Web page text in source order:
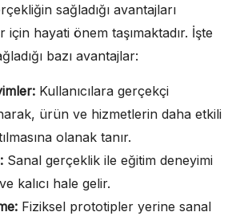
sağladığı avantajları
için hayati önem taşımaktadır. İşte
bazı avantajlar:
Kullanıcılara gerçekçi
ürün ve hizmetlerin daha etkili
olanak tanır.
Sanal gerçeklik ile eğitim deneyimi
kalıcı hale gelir.
Fiziksel prototipler yerine sanal